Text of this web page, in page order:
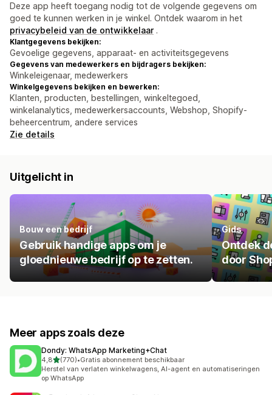
Deze app heeft toegang nodig tot de volgende gegevens om
goed te kunnen werken in je winkel. Ontdek waarom in het
privacybeleid van de ontwikkelaar .
Klantgegevens bekijken:
Gevoelige gegevens, apparaat- en activiteitsgegevens
Gegevens van medewerkers en bijdragers bekijken:
Winkeleigenaar, medewerkers
Winkelgegevens bekijken en bewerken:
Klanten, producten, bestellingen, winkeltegoed,
winkelanalytics, medewerkersaccounts, Webshop, Shopify-
beheercentrum, andere services
Zie details
Uitgelicht in
Bouw een bedrijf
Gebruik handige apps om je
gloednieuwe bedrijf op te zetten.
Gids
Ontdek
door
Meer apps zoals deze
Dondy: WhatsApp Marketing+Chat
4,8van 5 sterren
(770)
770 recensies in totaal
•Gratis abonnement beschikbaar
Herstel van verlaten winkelwagens, AI-agent en automatiseringen
op WhatsApp